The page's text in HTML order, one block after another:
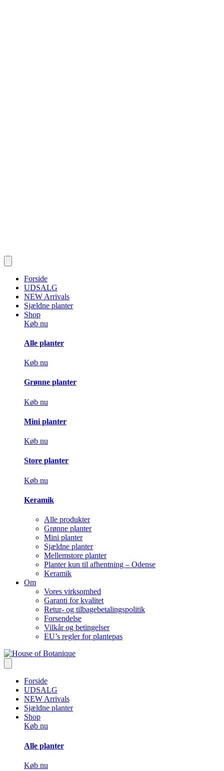
Forside
UDSALG
NEW Arrivals
Sjældne planter
Shop
Køb nu
Alle planter
Køb nu
Grønne planter
Køb nu
Mini planter
Køb nu
Store planter
Køb nu
Keramik
Alle produkter
Grønne planter
Mini planter
Sjældne planter
Mellemstore planter
Planter kun til afhentning – Odense
Keramik
Om
Vores virksomhed
Garanti for kvalitet
Retur- og tilbagebetalingspolitik
Forsendelse
Vilkår og betingelser
EU’s regler for plantepas
Forside
UDSALG
NEW Arrivals
Sjældne planter
Shop
Køb nu
Alle planter
Køb nu